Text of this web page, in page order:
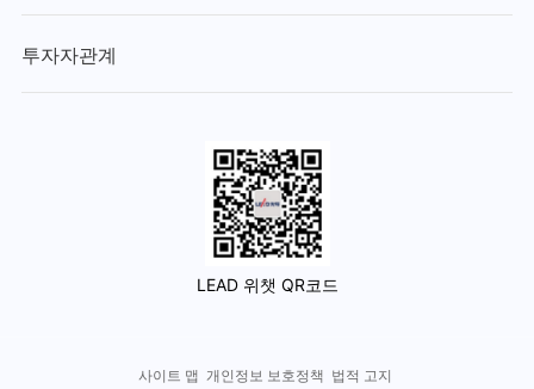
투자자관계
LEAD 위챗 QR코드
사이트 맵 개인정보 보호정책 법적 고지